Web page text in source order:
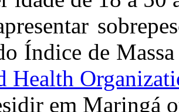
Índice de
Health
em Maringá